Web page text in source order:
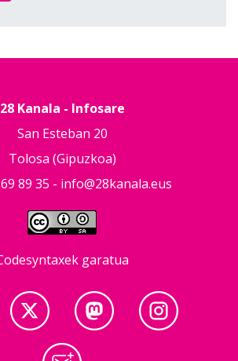
28 Kanala - Infosare
San Esteban 20
Tolosa (Gipuzkoa)
89 35 - info@28kanala.eus
garatua